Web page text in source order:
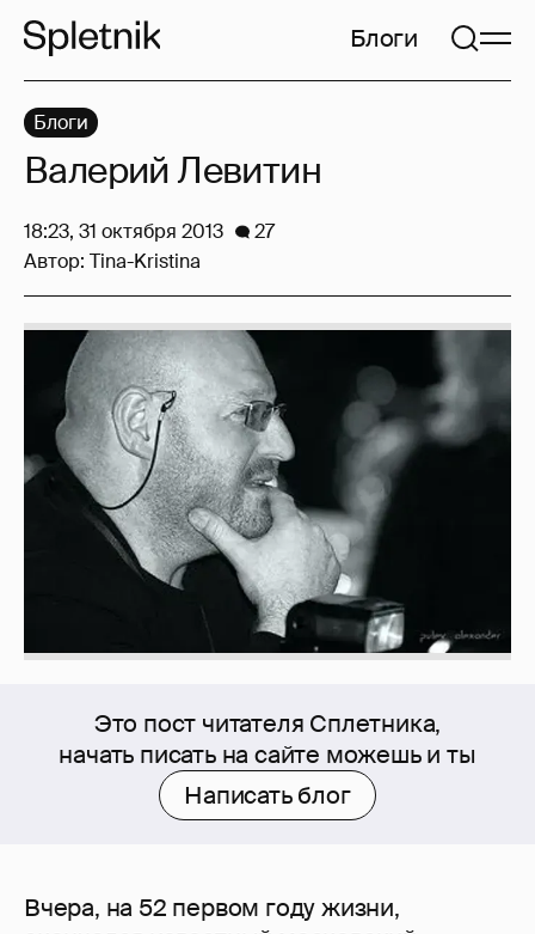
Блоги
Это пост читателя Сплетника,
начать писать на сайте можешь и ты
Написать блог
Вчера, на 52 первом году жизни,
Блоги
Валерий Левитин
18:23, 31 октября 2013
27
Автор: Tina-Kristina